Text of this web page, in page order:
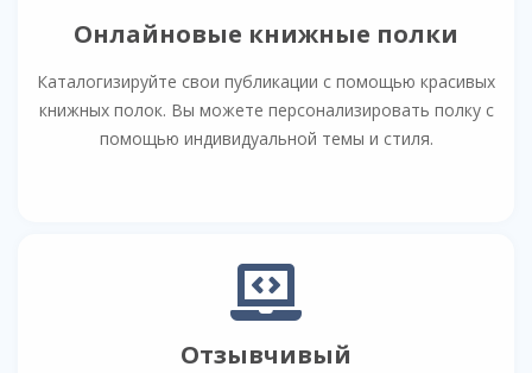
Онлайновые книжные полки
Каталогизируйте свои публикации с помощью красивых
книжных полок. Вы можете персонализировать полку с
помощью индивидуальной темы и стиля.
Отзывчивый